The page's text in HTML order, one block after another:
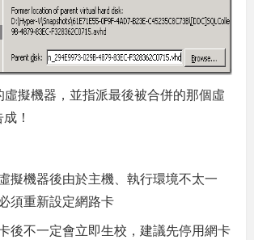
虛擬機器，並指派最後被合併的那個虛
！
擬機器後由於主機、執行環境不太一
須重新設定網路卡
後不一定會立即生校，建議先停用網卡